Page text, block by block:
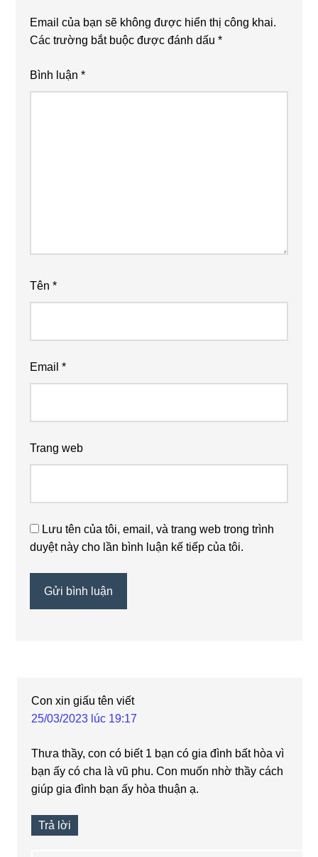
Email của bạn sẽ không được hiển thị công khai.
Các trường bắt buộc được đánh dấu*
Bình luận*
Tên*
Email*
Trang web
Lưu tên của tôi, email, và trang web trong trình
duyệt này cho lần bình luận kế tiếp của tôi.
Con xin giấu tên viết
25/03/2023 lúc 19:17
Thưa thầy, con có biết 1 bạn có gia đình bất hòa vì
bạn ấy có cha là vũ phu. Con muốn nhờ thầy cách
giúp gia đình bạn ấy hòa thuận ạ.
Trả lời